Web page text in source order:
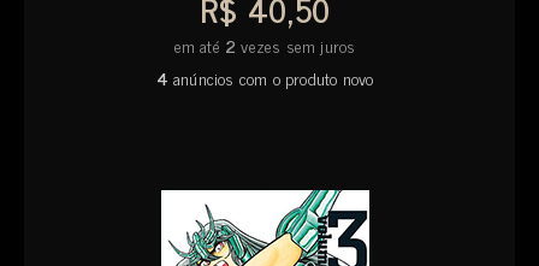
em até 2 vezes sem juros
4 anúncios com o produto novo